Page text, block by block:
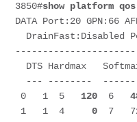
3850#show platform
DATA Port:20 GPN:66
0   1  5 120
  6
1   1  4 0
7